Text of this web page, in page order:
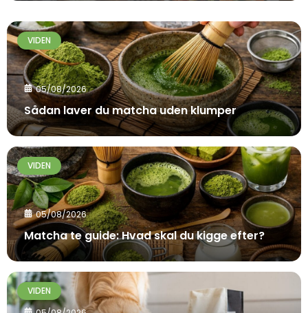
VIDEN
05/08/2026
Sådan laver du matcha uden klumper
VIDEN
05/08/2026
Matcha te guide: Hvad skal du kigge efter?
VIDEN